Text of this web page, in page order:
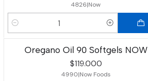
4826|Now
Cantidad
Oregano Oil 90 Softgels NOW
$119.000
4990|Now Foods